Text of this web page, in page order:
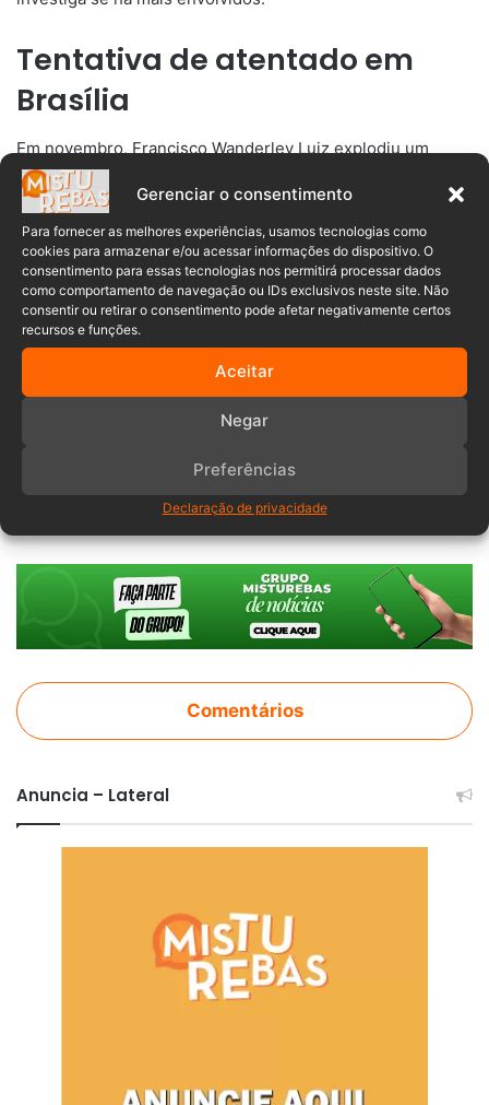
Gerenciar o consentimento
Para fornecer as melhores experiências, usamos tecnologias como
cookies para armazenar e/ou acessar informações do dispositivo. O
consentimento para essas tecnologias nos permitirá processar dados
como comportamento de navegação ou IDs exclusivos neste site. Não
consentir ou retirar o consentimento pode afetar negativamente certos
recursos e funções.
Aceitar
Negar
Preferências
Declaração de privacidade
Tentativa de atentado em
Brasília
Em novembro, Francisco Wanderley Luiz explodiu um
carro com fogos de artifício perto do anexo 4 da Câmara
dos Deputados.
LEIA TAMBÉM:Homem que cometeu atentado no STF se
despediu antes do ataque
Ele também atirou artefatos explosivos em direção ao STF
e, depois, se deitou sobre um explosivo, que foi detonado.
atentado Brasília preso
Comentários
Anuncia – Lateral